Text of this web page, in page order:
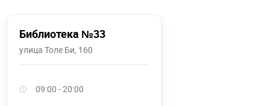
Библиотека №33
улица Толе Би, 160
09:00 - 20:00